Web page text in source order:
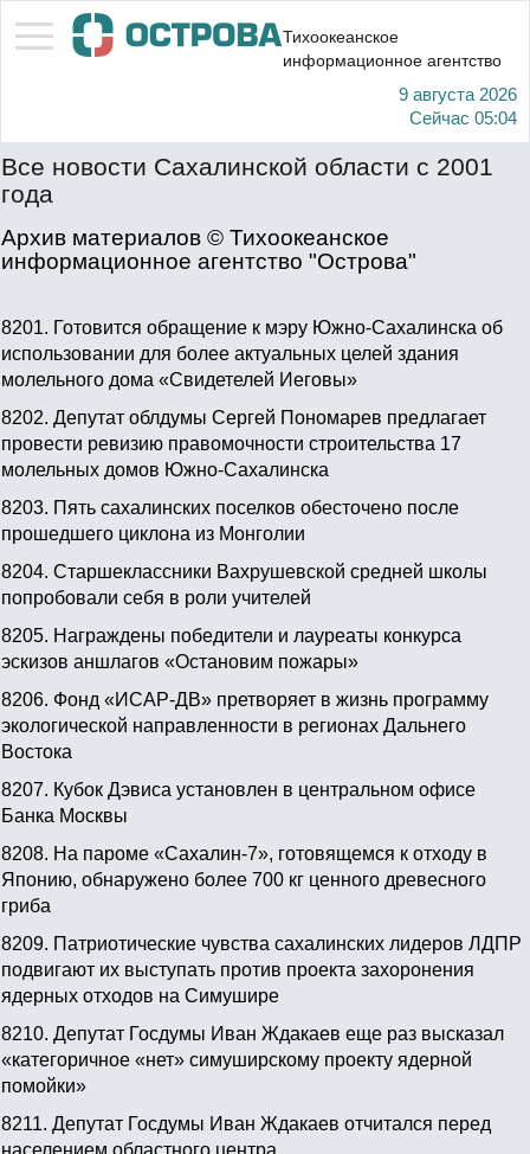
Тихоокеанское
информационное агентство
9 августа 2026
Сейчас 05:04
Все новости Сахалинской области с 2001
года
Архив материалов © Тихоокеанское
информационное агентство "Острова"
8201. Готовится обращение к мэру Южно-Сахалинска об
использовании для более актуальных целей здания
молельного дома «Свидетелей Иеговы»
8202. Депутат облдумы Сергей Пономарев предлагает
провести ревизию правомочности строительства 17
молельных домов Южно-Сахалинска
8203. Пять сахалинских поселков обесточено после
прошедшего циклона из Монголии
8204. Старшеклассники Вахрушевской средней школы
попробовали себя в роли учителей
8205. Награждены победители и лауреаты конкурса
эскизов аншлагов «Остановим пожары»
8206. Фонд «ИСАР-ДВ» претворяет в жизнь программу
экологической направленности в регионах Дальнего
Востока
8207. Кубок Дэвиса установлен в центральном офисе
Банка Москвы
8208. На пароме «Сахалин-7», готовящемся к отходу в
Японию, обнаружено более 700 кг ценного древесного
гриба
8209. Патриотические чувства сахалинских лидеров ЛДПР
подвигают их выступать против проекта захоронения
ядерных отходов на Симушире
8210. Депутат Госдумы Иван Ждакаев еще раз высказал
«категоричное «нет» симуширскому проекту ядерной
помойки»
8211. Депутат Госдумы Иван Ждакаев отчитался перед
населением областного центра